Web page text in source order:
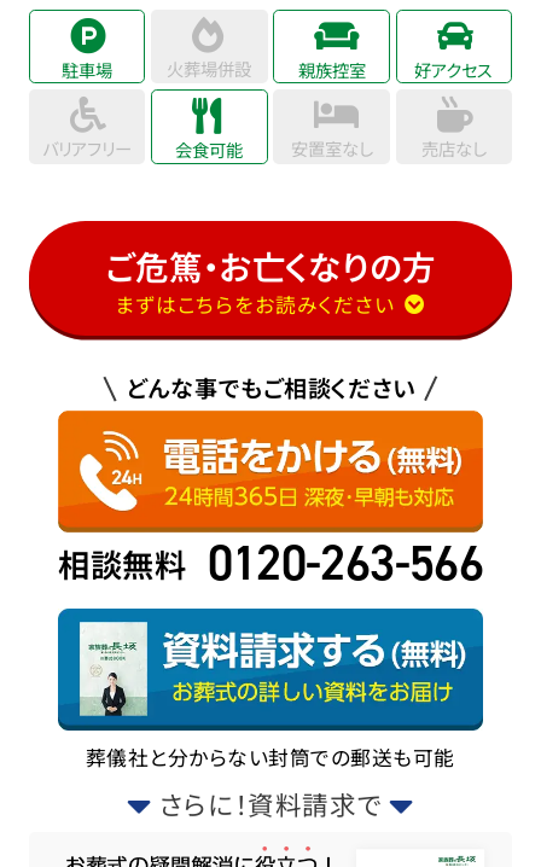
駐車場 火葬場併設 親族控室 好アクセス
バリアフリー 会食可能 安置室なし 売店なし
ご危篤・お亡くなりの方
まずはこちらをお読みください
どんな事でもご相談ください
相談無料 0120-263-566
葬儀社と分からない封筒での郵送も可能
さらに！資料請求で